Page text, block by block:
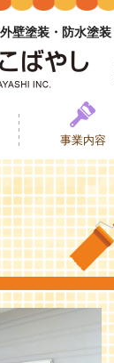
壁塗装・防水塗装
事業内容